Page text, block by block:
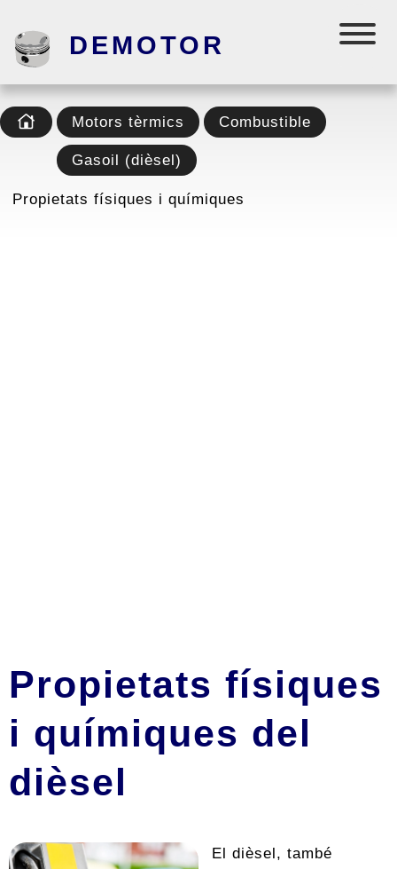
DEMOTOR
Motors tèrmics Combustible
Gasoil (dièsel)
Propietats físiques i químiques
Propietats físiques
i químiques del
dièsel
El dièsel, també